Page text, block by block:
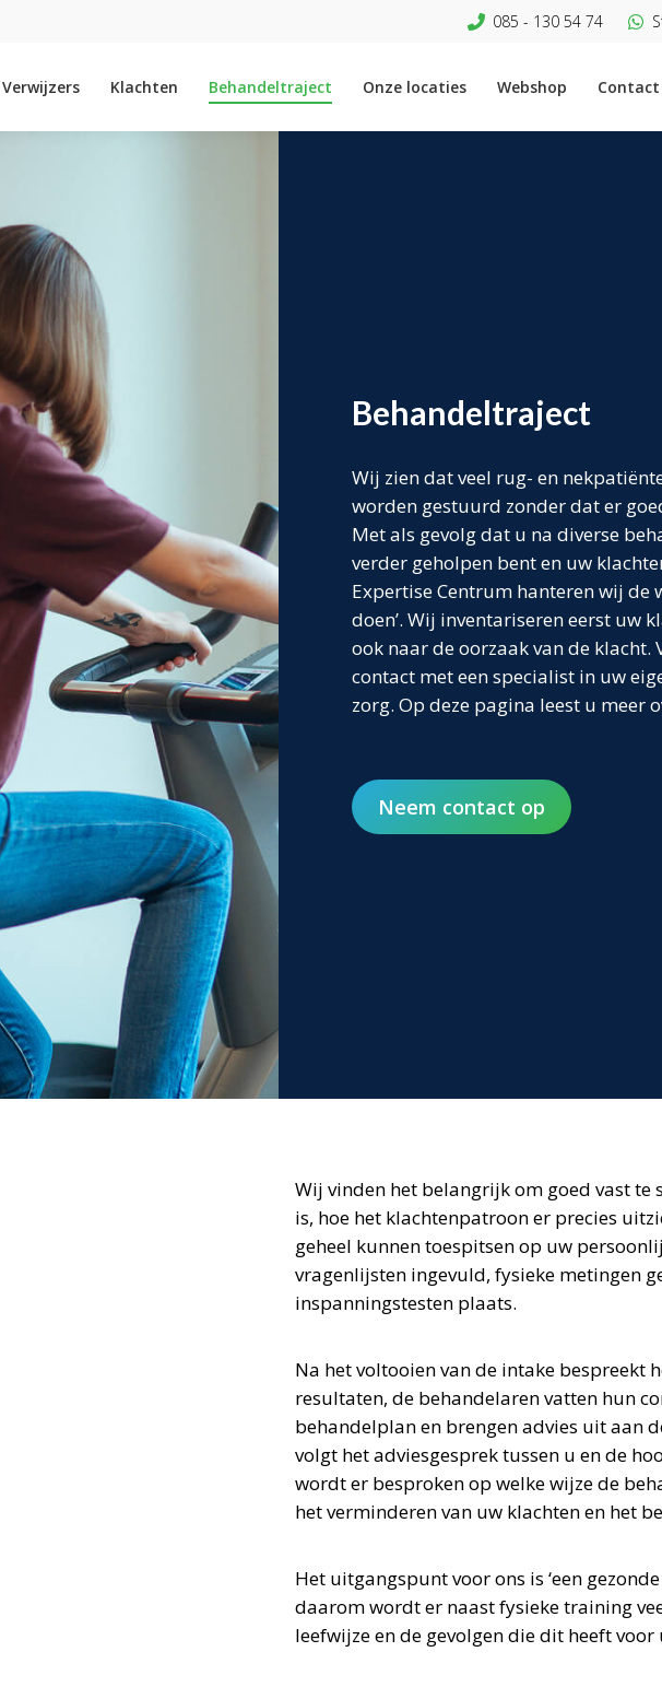
085 - 130 54 74
Verwijzers Klachten Behandeltraject Onze locaties Webshop Contact
Behandeltraject
Wij zien dat veel rug- en
worden gestuurd zonder dat er
Met als gevolg dat u na diverse
verder geholpen bent en uw
Expertise Centrum hanteren wij de
doen’. Wij inventariseren eerst uw
ook naar de oorzaak van de klacht.
contact met een specialist in uw
zorg. Op deze pagina leest u meer
Neem contact op
Wij vinden het belangrijk om goed vast te
is, hoe het klachtenpatroon er precies
geheel kunnen toespitsen op uw
vragenlijsten ingevuld, fysieke metingen
inspanningstesten plaats.
Na het voltooien van de intake bespreekt
resultaten, de behandelaren vatten hun
behandelplan en brengen advies uit aan
volgt het adviesgesprek tussen u en de
wordt er besproken op welke wijze de
het verminderen van uw klachten en het
Het uitgangspunt voor ons is ‘een
daarom wordt er naast fysieke training
leefwijze en de gevolgen die dit heeft